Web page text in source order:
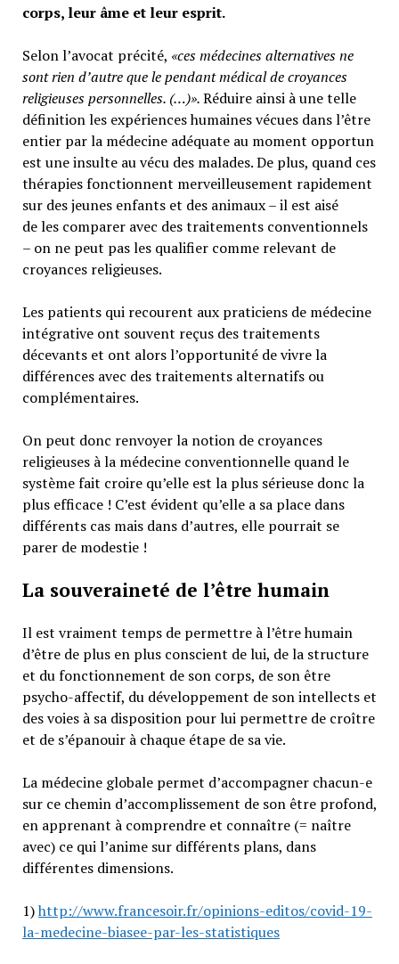
corps, leur âme et leur esprit.
Selon l’avocat précité, «ces médecines alternatives ne
sont rien d’autre que le pendant médical de croyances
religieuses personnelles. (…)».Réduire ainsi à une telle
définition les expériences humaines vécues dans l’être
entier par la médecine adéquate au moment opportun
est une insulte au vécu des malades. De plus, quand ces
thérapies fonctionnent merveilleusement rapidement
sur des jeunes enfants et des animaux – il est aisé
de les comparer avec des traitements conventionnels
– on ne peut pas les qualifier comme relevant de
croyances religieuses.
Les patients qui recourent aux praticiens de médecine
intégrative ont souvent reçus des traitements
décevants et ont alors l’opportunité de vivre la
différences avec des traitements alternatifs ou
complémentaires.
On peut donc renvoyer la notion de croyances
religieuses à la médecine conventionnelle quand le
système fait croire qu’elle est la plus sérieuse donc la
plus efficace ! C’est évident qu’elle a sa place dans
différents cas mais dans d’autres, elle pourrait se
parer de modestie !
La souveraineté de l’être humain
Il est vraiment temps de permettre à l’être humain
d’être de plus en plus conscient de lui, de la structure
et du fonctionnement de son corps, de son être
psycho-affectif, du développement de son intellects et
des voies à sa disposition pour lui permettre de croître
et de s’épanouir à chaque étape de sa vie.
La médecine globale permet d’accompagner chacun-e
sur ce chemin d’accomplissement de son être profond,
en apprenant à comprendre et connaître (= naître
avec) ce qui l’anime sur différents plans, dans
différentes dimensions.
1)http://www.francesoir.fr/opinions-editos/covid-19-
la-medecine-biasee-par-les-statistiques